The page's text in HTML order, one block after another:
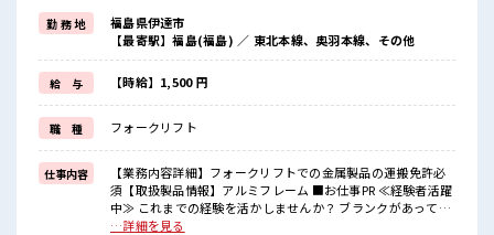
≪残業で稼げる≫
高収入を希望される方にオススメ。
残業は月20時間以上あります♪
≪週休2日制≫
週末は家族や友人と一緒にプライベート満喫！
≪機能的な制服アリ≫
制服があるので、
毎日の服装の悩み解消♪
≪自分に向いている仕事が探せる≫
困った事などがあれば、
担当がしっかりサポートします！
■職場の雰囲気
勤 務 地
福島県伊達市
【最寄駅】福島(福島) ／ 東北本線、奥羽本線、その他
給 与 【時給】1,500 円
職 種 フォークリフト
仕事内容
【業務内容詳細】フォークリフトでの金属製品の運搬免許必
須【取扱製品情報】アルミフレーム ■お仕事PR ≪経験者活躍
中≫ これまでの経験を活かしませんか？ ブランクがあっても
大丈夫♪ 経験はちょっとだけ…という方もOK！ ≪残業で稼
…詳細を見る